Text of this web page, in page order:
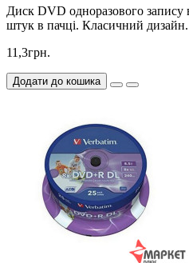
Диск DVD одноразового запису
штук в пачці. Класичний
11,3грн.
Додати до кошика